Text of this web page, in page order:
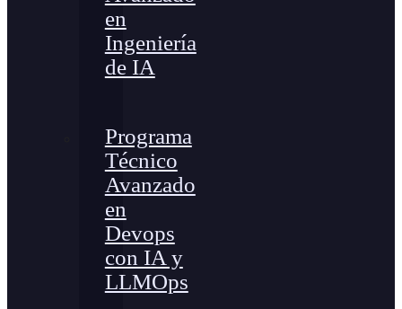
en
Ingeniería
de IA
Programa
Técnico
Avanzado
en
Devops
con IA y
LLMOps